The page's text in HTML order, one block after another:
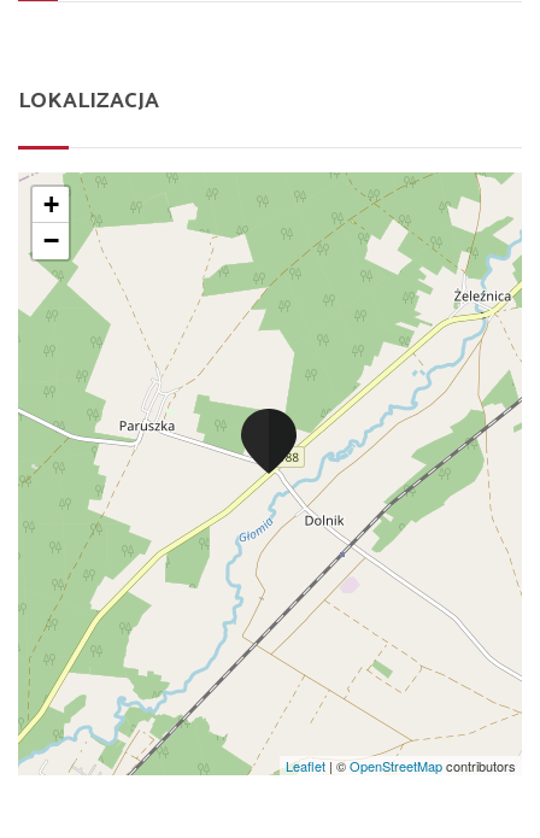
LOKALIZACJA
+
−
Leaflet| ©OpenStreetMapcontributors